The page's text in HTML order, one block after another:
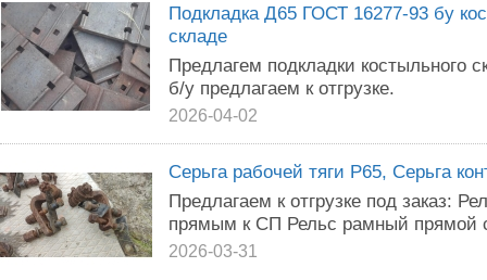
Подкладка Д65 ГОСТ 16277-93 бу
складе
Предлагем подкладки костыльного
б/у предлагаем к отгрузке.
2026-04-02
Серьга рабочей тяги Р65, Серьга
Предлагаем к отгрузке под заказ:
прямым к СП Рельс рамный прямой
2026-03-31